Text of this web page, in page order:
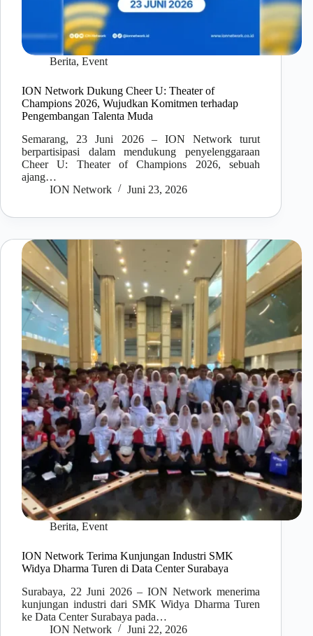
Berita, Event
ION Network Dukung Cheer U: Theater of
Champions 2026, Wujudkan Komitmen terhadap
Pengembangan Talenta Muda
Semarang, 23 Juni 2026 – ION Network turut
berpartisipasi dalam mendukung penyelenggaraan
Cheer U: Theater of Champions 2026, sebuah
ajang…
ION Network
Juni 23, 2026
Berita, Event
ION Network Terima Kunjungan Industri SMK
Widya Dharma Turen di Data Center Surabaya
Surabaya, 22 Juni 2026 – ION Network menerima
kunjungan industri dari SMK Widya Dharma Turen
ke Data Center Surabaya pada…
ION Network
Juni 22, 2026